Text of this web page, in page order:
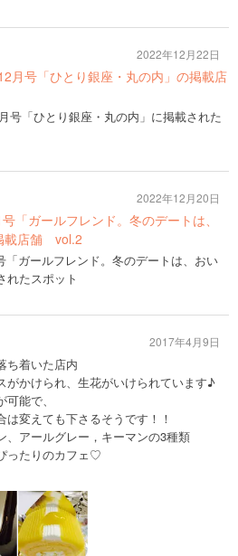
月号「ひとり銀座・丸の内」の掲載店
号「ひとり銀座・丸の内」に掲載された
2022年12月22日
「ガールフレンド。冬のデートは、
載店舗 vol.2
ガールフレンド。冬のデートは、おい
れたスポット
2022年12月20日
ち着いた店内
がかけられ、生花がいけられています♪
能で、
は変えても下さるそうです！！
、アールグレー，キーマンの3種類
ったりのカフェ♡
2017年4月9日